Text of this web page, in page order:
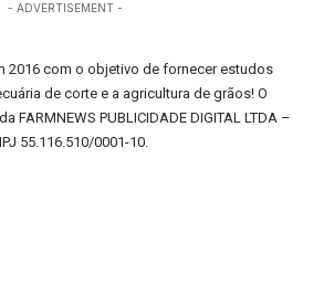
- ADVERTISEMENT -
2016 com o objetivo de fornecer estudos
de corte e a agricultura de grãos! O
FARMNEWS PUBLICIDADE DIGITAL LTDA –
55.116.510/0001-10.